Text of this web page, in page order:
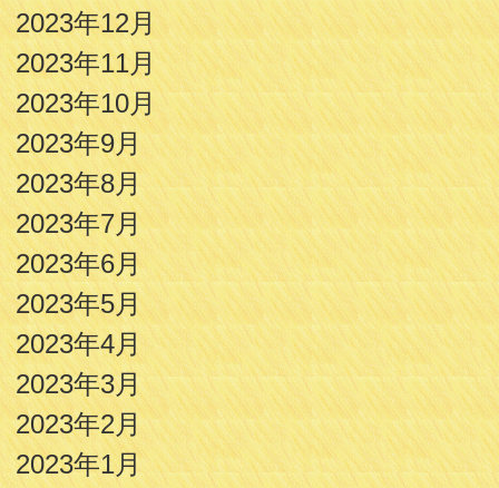
2023年12月
2023年11月
2023年10月
2023年9月
2023年8月
2023年7月
2023年6月
2023年5月
2023年4月
2023年3月
2023年2月
2023年1月